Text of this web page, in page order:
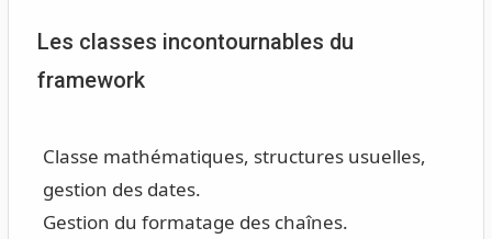
Les classes incontournables du
framework
Classe mathématiques, structures usuelles,
gestion des dates.
Gestion du formatage des chaînes.